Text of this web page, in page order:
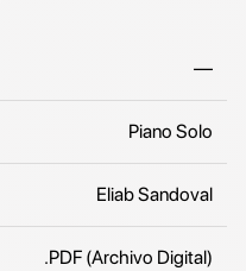
—
Piano Solo
Eliab Sandoval
.PDF (Archivo Digital)